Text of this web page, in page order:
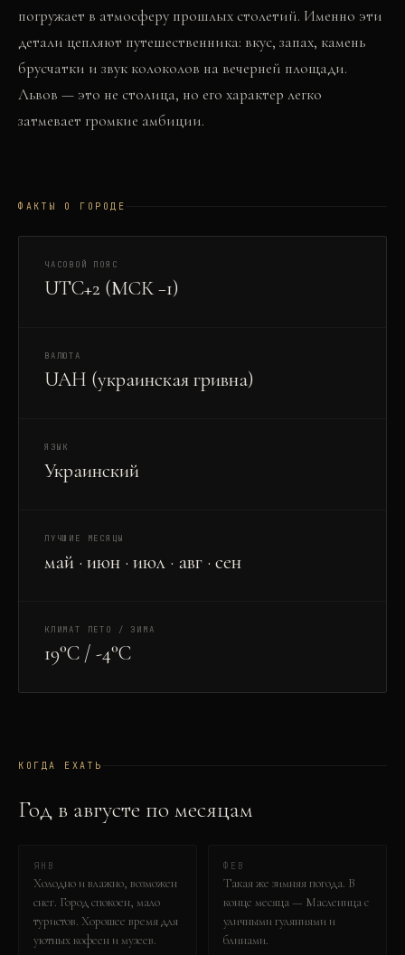
погружает в атмосферу прошлых столетий. Именно эти
детали цепляют путешественника: вкус, запах, камень
брусчатки и звук колоколов на вечерней площади.
Львов — это не столица, но его характер легко
затмевает громкие амбиции.
ФАКТЫ О ГОРОДЕ
ЧАСОВОЙ ПОЯС
UTC+2 (МСК −1)
ВАЛЮТА
UAH (украинская гривна)
ЯЗЫК
Украинский
ЛУЧШИЕ МЕСЯЦЫ
май · июн · июл · авг · сен
КЛИМАТ ЛЕТО / ЗИМА
19°C / -4°C
КОГДА ЕХАТЬ
Год в августе по месяцам
ЯНВ
Холодно и влажно, возможен
снег. Город спокоен, мало
туристов. Хорошее время для
уютных кофеен и музеев.
ФЕВ
Такая же зимняя погода. В
конце месяца — Масленица с
уличными гуляниями и
блинами.